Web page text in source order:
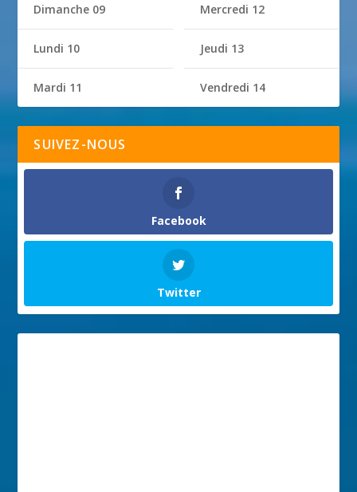
Dimanche 09
Lundi 10
Mardi 11
Mercredi 12
Jeudi 13
Vendredi 14
SUIVEZ-NOUS
Facebook
Twitter